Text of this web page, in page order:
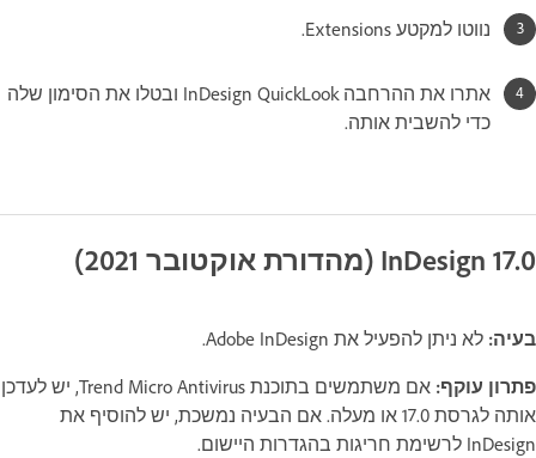
נווטו למקטע Extensions.
אתרו את ההרחבה InDesign QuickLook ובטלו את הסימון שלה
כדי להשבית אותה.
InDesign 17.0 (מהדורת אוקטובר 2021)
בעיה: לא ניתן להפעיל את Adobe InDesign.
אם משתמשים בתוכנת Trend Micro Antivirus, יש לעדכן
אותה לגרסת 17.0 או מעלה. אם הבעיה נמשכת, יש להוסיף את
InDesign לרשימת חריגות בהגדרות היישום.